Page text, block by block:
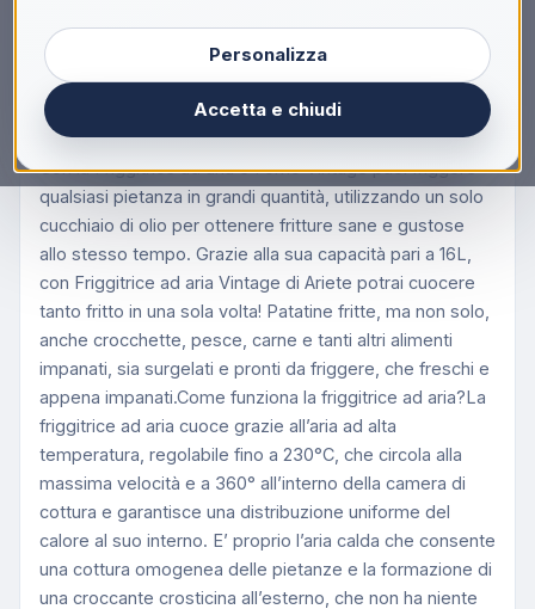
Personalizza
Accetta e chiudi
Ariete 4632 Friggitrice ad aria e forno Vintage,
1400W, 2in1, Capacità 16L Timer 60 minuti, Doppio
vetro, Beige
Con la Friggitrice ad aria e Forno Vintage puoi friggere
qualsiasi pietanza in grandi quantità, utilizzando un solo
cucchiaio di olio per ottenere fritture sane e gustose
allo stesso tempo. Grazie alla sua capacità pari a 16L,
con Friggitrice ad aria Vintage di Ariete potrai cuocere
tanto fritto in una sola volta! Patatine fritte, ma non solo,
anche crocchette, pesce, carne e tanti altri alimenti
impanati, sia surgelati e pronti da friggere, che freschi e
appena impanati.Come funziona la friggitrice ad aria?La
friggitrice ad aria cuoce grazie all’aria ad alta
temperatura, regolabile fino a 230°C, che circola alla
massima velocità e a 360° all’interno della camera di
cottura e garantisce una distribuzione uniforme del
calore al suo interno. E’ proprio l’aria calda che consente
una cottura omogenea delle pietanze e la formazione di
una croccante crosticina all’esterno, che non ha niente